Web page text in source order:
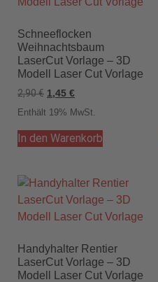
Schneeflocken
Weihnachtsbaum
LaserCut Vorlage – 3D
Modell Laser Cut Vorlage
2,90€ 1,45 €
Enthält 19% MwSt.
In den Warenkorb
Handyhalter Rentier
LaserCut Vorlage – 3D
Modell Laser Cut Vorlage